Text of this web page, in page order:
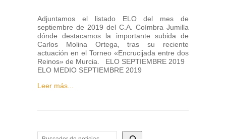
Adjuntamos el listado ELO del mes de
septiembre de 2019 del C.A. Coímbra Jumilla
dónde destacamos la importante subida de
Carlos Molina Ortega, tras su reciente
actuación en el Torneo «Encrucijada entre dos
Reinos» de Murcia. ELO SEPTIEMBRE 2019
ELO MEDIO SEPTIEMBRE 2019
Leer más...
BUSCADOR DE NOTICIAS